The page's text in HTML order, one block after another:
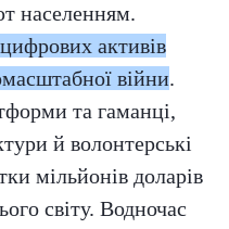
населенням.
активів
війни.
та гаманці,
й волонтерські
мільйонів доларів
світу. Водночас